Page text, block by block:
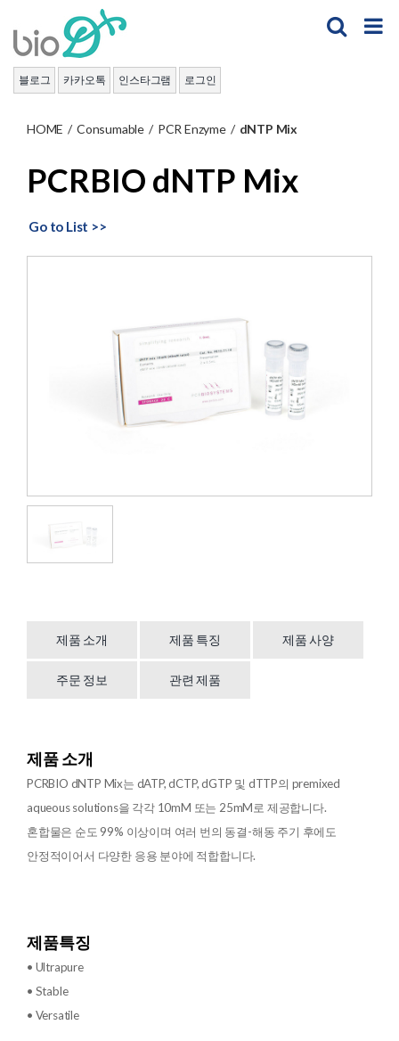
content
블로그 카카오톡 인스타그램 로그인
HOME / Consumable / PCR Enzyme / dNTP Mix
PCRBIO dNTP Mix
Go to List >>
제품 소개 제품 특징 제품 사양
주문 정보 관련 제품
제품 소개
PCRBIO dNTP Mix는 dATP, dCTP, dGTP 및 dTTP의 premixed
aqueous solutions을 각각 10mM 또는 25mM로 제공합니다.
혼합물은 순도 99% 이상이며 여러 번의 동결-해동 주기 후에도
안정적이어서 다양한 응용 분야에 적합합니다.
제품특징
• Ultrapure
• Stable
• Versatile